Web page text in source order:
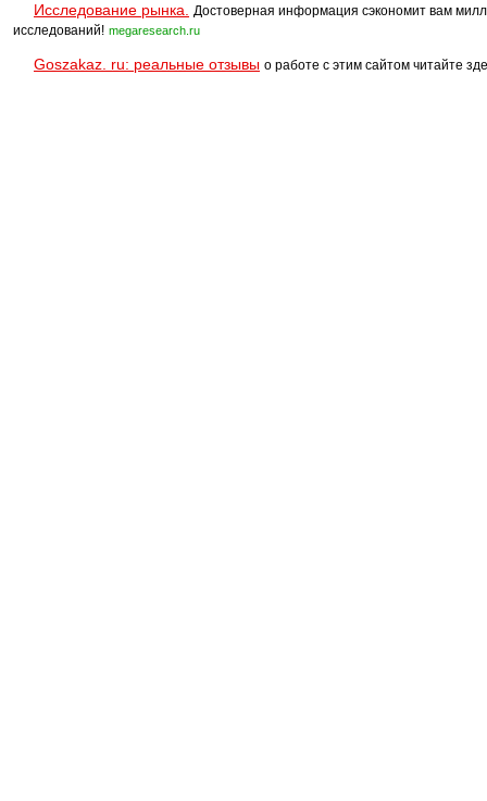
Исследование рынка.
Достоверная информация сэкономит вам
исследований! megaresearch.ru
Goszakaz. ru: реальные отзывы о работе с этим сайтом читайте